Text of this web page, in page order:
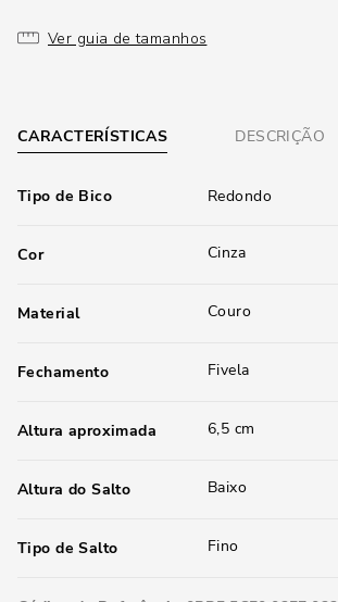
Ver guia de tamanhos
CARACTERÍSTICAS DESCRIÇÃO
Tipo de Bico Redondo
Cor Cinza
Material Couro
Fechamento Fivela
Altura aproximada 6,5 cm
Altura do Salto Baixo
Tipo de Salto Fino